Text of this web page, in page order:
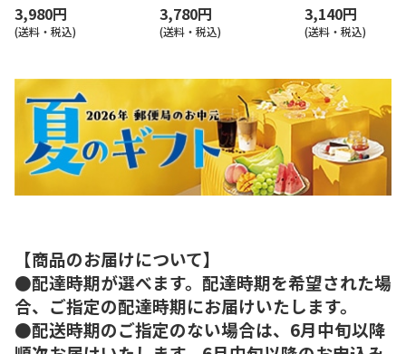
3,980円
(送料・税込)
3,780円
(送料・税込)
3,140円
(送料・税込)
【商品のお届けについて】
●配達時期が選べます。配達時期を希望された場
合、ご指定の配達時期にお届けいたします。
●配送時期のご指定のない場合は、6月中旬以降